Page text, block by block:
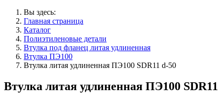
Вы здесь:
Главная страница
Каталог
Полиэтиленовые детали
Втулка под фланец литая удлиненная
Втулка ПЭ100
Втулка литая удлиненная ПЭ100 SDR11 d-50
Втулка литая удлиненная ПЭ100 SDR11